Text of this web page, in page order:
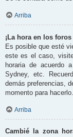
Arriba
¡La hora en los
Es posible que esté
este es el caso,
horaria de acuerdo
Sydney, etc.
demás preferencias,
momento para hacerlo.
Arriba
Cambié la zona